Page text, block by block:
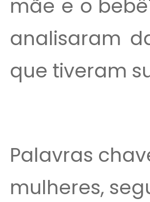
mãe e o
analisaram
que tiveram
Palavras
mulheres,